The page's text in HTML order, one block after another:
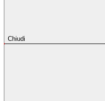
Chiudi